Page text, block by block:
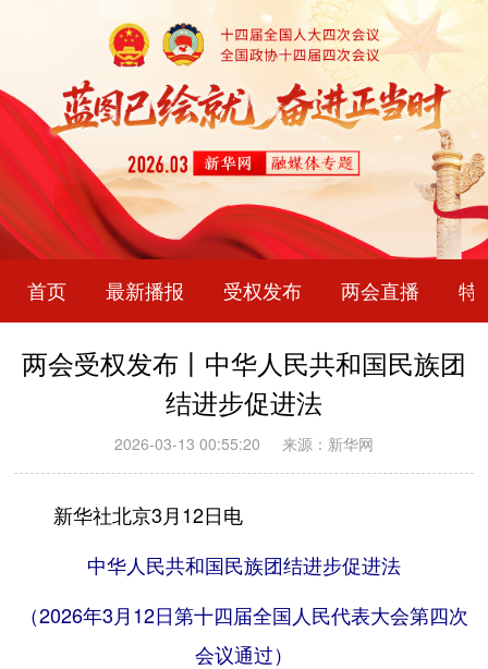
首页 最新播报 受权发布 两会直播 特
两会受权发布丨中华人民共和国民族团
结进步促进法
2026-03-13 00:55:20 来源：新华网
新华社北京3月12日电
中华人民共和国民族团结进步促进法
（2026年3月12日第十四届全国人民代表大会第四次
会议通过）